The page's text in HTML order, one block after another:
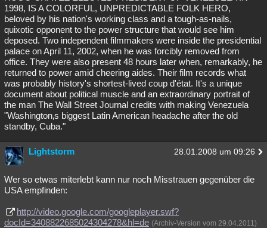
1998, IS A COLORFUL, UNPREDICTABLE FOLK HERO,
beloved by his nation's working class and a tough-as-nails,
quixotic opponent to the power structure that would see him
deposed. Two independent filmmakers were inside the presidential
palace on April 11, 2002, when he was forcibly removed from
office. They were also present 48 hours later when, remarkably, he
returned to power amid cheering aides. Their film records what
was probably history's shortest-lived coup d'état. It's a unique
document about political muscle and an extraordinary portrait of
the man The Wall Street Journal credits with making Venezuela
"Washington‚s biggest Latin American headache after the old
standby, Cuba."
Lightstorm 28.01.2008 um 09:26
Wer so etwas miterlebt kann nur noch Misstrauen gegenüber die
USA empfinden:
http://video.google.com/googleplayer.swf?
docId=3408822685024304278&hl=de (Archiv-Version vom 29.04.2011)